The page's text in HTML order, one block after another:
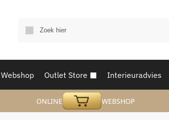
Webshop Outlet Store Interieuradvies
ONLINE WEBSHOP